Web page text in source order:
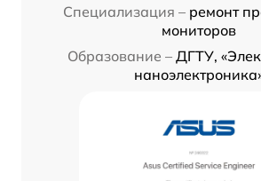
Специализация – ремонт
мониторов
Образование – ДГТУ,